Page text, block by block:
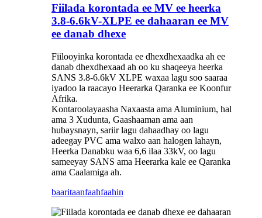
Fiilada korontada ee MV ee heerka
3.8-6.6kV-XLPE ee dahaaran ee MV
ee danab dhexe
Fiilooyinka korontada ee dhexdhexaadka ah ee
danab dhexdhexaad ah oo ku shaqeeya heerka
SANS 3.8-6.6kV XLPE waxaa lagu soo saaraa
iyadoo la raacayo Heerarka Qaranka ee Koonfur
Afrika.
Kontaroolayaasha Naxaasta ama Aluminium, hal
ama 3 Xudunta, Gaashaaman ama aan
hubaysnayn, sariir lagu dahaadhay oo lagu
adeegay PVC ama walxo aan halogen lahayn,
Heerka Danabku waa 6,6 ilaa 33kV, oo lagu
sameeyay SANS ama Heerarka kale ee Qaranka
ama Caalamiga ah.
baaritaanfaahfaahin